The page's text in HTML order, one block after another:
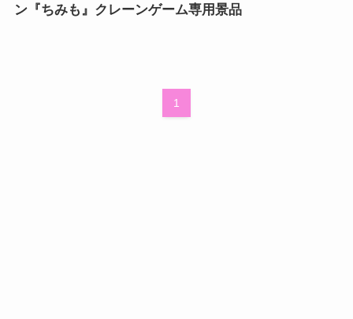
ン『ちみも』クレーンゲーム専用景品
1